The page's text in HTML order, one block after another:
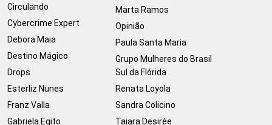
Circulando
Cybercrime Expert
Debora Maia
Destino Mágico
Drops
Esterliz Nunes
Franz Valla
Gabriela Egito
Marta Ramos
Opinião
Paula Santa Maria
Grupo Mulheres do Brasil
Sul da Flórida
Renata Loyola
Sandra Colicino
Taiara Desirée